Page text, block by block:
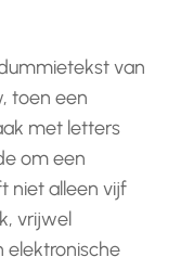
van
toen een
met letters
om een
niet alleen vijf
vrijwel
elektronische